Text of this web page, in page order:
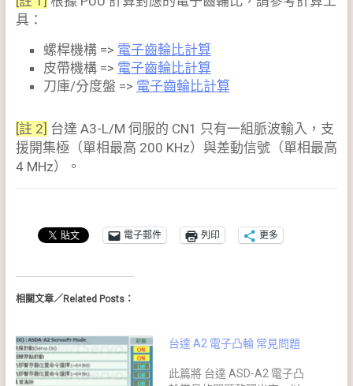
具：
螺桿機構 => 電子齒輪比計算
皮帶機構 => 電子齒輪比計算
刀庫/分度盤 => 電子齒輪比計算
[註 2] 台達 A3-L/M 伺服的 CN1 只有一組脈波輸入，支
援開集極（單相最高 200 KHz）與差動信號（單相最高
4 MHz）。
電子郵件 列印 更多
相關文章／Related Posts：
台達 A2 電子凸輪 常見問題
此篇將 台達 ASD-A2 電子凸